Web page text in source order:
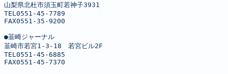
山梨県北杜市須玉町若神子3931
TEL0551-45-7789
FAX0551-35-9200
●韮崎ジャーナル
韮崎市若宮1-3-18　若宮ビル2F
TEL0551-45-6885
FAX0551-45-7370